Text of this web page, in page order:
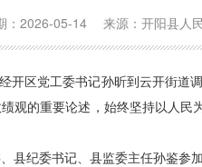
：2026-05-14 来源：开阳县
开区党工委书记孙昕到云开街道
观的重要论述，始终坚持以人
县纪委书记、县监委主任孙鉴参